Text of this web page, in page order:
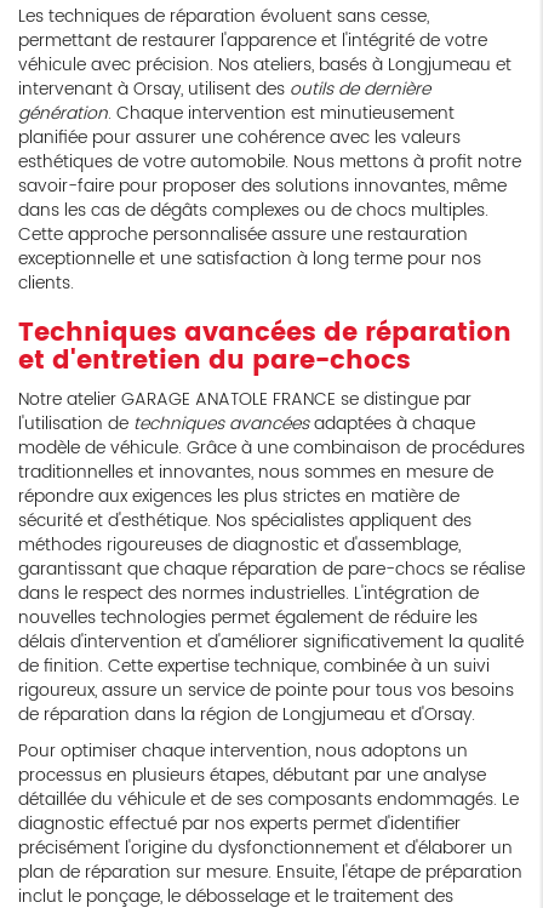
Les techniques de réparation évoluent sans cesse,
permettant de restaurer l'apparence et l'intégrité de votre
véhicule avec précision. Nos ateliers, basés à Longjumeau et
intervenant à Orsay, utilisent des outils de dernière
génération. Chaque intervention est minutieusement
planifiée pour assurer une cohérence avec les valeurs
esthétiques de votre automobile. Nous mettons à profit notre
savoir-faire pour proposer des solutions innovantes, même
dans les cas de dégâts complexes ou de chocs multiples.
Cette approche personnalisée assure une restauration
exceptionnelle et une satisfaction à long terme pour nos
clients.
Techniques avancées de réparation
et d'entretien du pare-chocs
Notre atelier GARAGE ANATOLE FRANCE se distingue par
l'utilisation de techniques avancéesadaptées à chaque
modèle de véhicule. Grâce à une combinaison de procédures
traditionnelles et innovantes, nous sommes en mesure de
répondre aux exigences les plus strictes en matière de
sécurité et d'esthétique. Nos spécialistes appliquent des
méthodes rigoureuses de diagnostic et d'assemblage,
garantissant que chaque réparation de pare-chocs se réalise
dans le respect des normes industrielles. L'intégration de
nouvelles technologies permet également de réduire les
délais d'intervention et d'améliorer significativement la qualité
de finition. Cette expertise technique, combinée à un suivi
rigoureux, assure un service de pointe pour tous vos besoins
de réparation dans la région de Longjumeau et d'Orsay.
Pour optimiser chaque intervention, nous adoptons un
processus en plusieurs étapes, débutant par une analyse
détaillée du véhicule et de ses composants endommagés. Le
diagnostic effectué par nos experts permet d'identifier
précisément l'origine du dysfonctionnement et d'élaborer un
plan de réparation sur mesure. Ensuite, l'étape de préparation
inclut le ponçage, le débosselage et le traitement des